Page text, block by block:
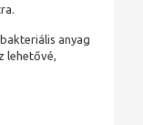
anyag
lehetővé,